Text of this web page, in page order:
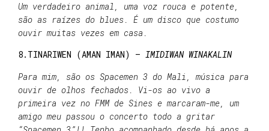
Um verdadeiro animal, uma voz rouca e potente,
são as raízes do blues. É um disco que costumo
ouvir muitas vezes em casa.
8.TINARIWEN (AMAN IMAN) – IMIDIWAN WINAKALIN
Para mim, são os Spacemen 3 do Mali, música para
ouvir de olhos fechados. Vi-os ao vivo a
primeira vez no FMM de Sines e marcaram-me, um
amigo meu passou o concerto todo a gritar